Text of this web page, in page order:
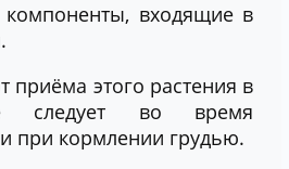
компоненты, входящие в
приёма этого растения в
следует во время
при кормлении грудью.